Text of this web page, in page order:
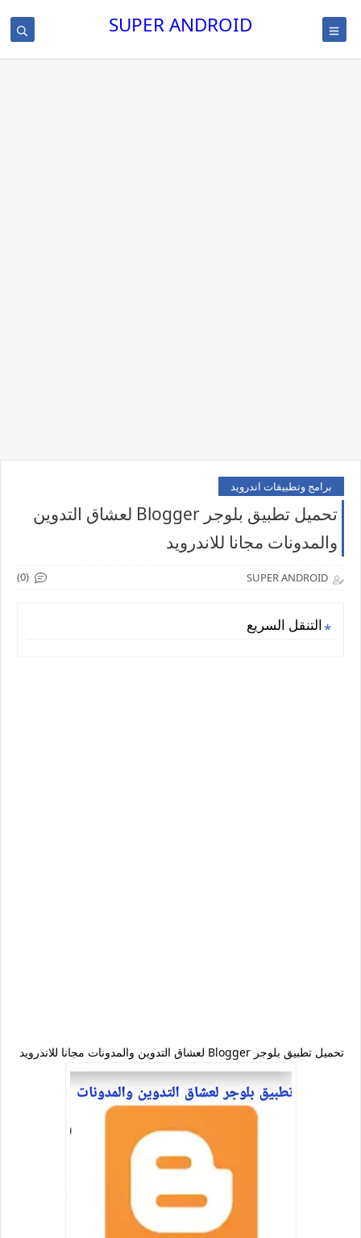
SUPER ANDROID
برامج وتطبيقات اندرويد
تحميل تطبيق بلوجر Blogger لعشاق التدوين
والمدونات مجانا للاندرويد
SUPER ANDROID
(0)
التنقل السريع
تحميل تطبيق بلوجر Blogger لعشاق التدوين والمدونات مجانا للاندرويد